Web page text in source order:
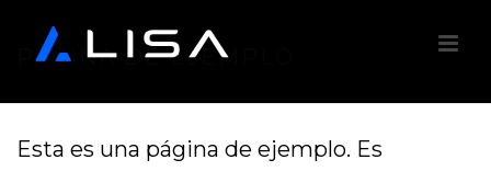
PÁGINA DE EJEMPLO
Esta es una página de ejemplo. Es